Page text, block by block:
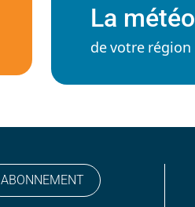
La météo
de votre région
ABONNEMENT